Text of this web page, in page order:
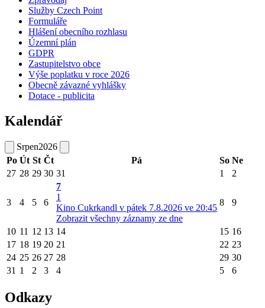
Služby Czech Point
Formuláře
Hlášení obecního rozhlasu
Územní plán
GDPR
Zastupitelstvo obce
Výše poplatku v roce 2026
Obecně závazné vyhlášky
Dotace - publicita
Kalendář
Srpen2026
Po Út St Čt Pá So Ne
27 28 29 30 31 1 2
3 4 5 6
7
1
Kino Cukrkandl v pátek 7.8.2026 ve 20:45
Zobrazit všechny záznamy ze dne
8 9
10 11 12 13 14 15 16
17 18 19 20 21 22 23
24 25 26 27 28 29 30
31 1 2 3 4 5 6
Odkazy